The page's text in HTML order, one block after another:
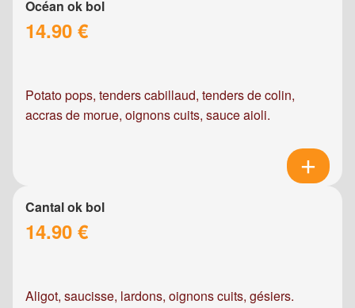
Océan ok bol
14.90 €
Potato pops, tenders cabillaud, tenders de colin,
accras de morue, oignons cuits, sauce aioli.
Cantal ok bol
14.90 €
Aligot, saucisse, lardons, oignons cuits, gésiers.